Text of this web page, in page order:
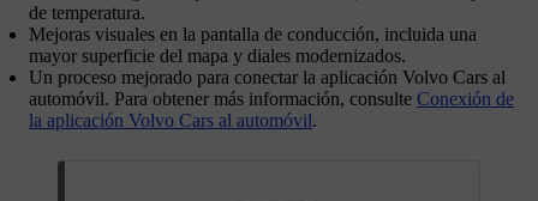
de temperatura.
Mejoras visuales en la pantalla de conducción, incluida una
mayor superficie del mapa y diales modernizados.
Un proceso mejorado para conectar la aplicación Volvo Cars al
automóvil. Para obtener más información, consulte Conexión de
la aplicación Volvo Cars al automóvil.